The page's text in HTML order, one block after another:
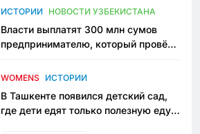
пространство
ИСТОРИИ НОВОСТИ УЗБЕКИСТАНА
Власти выплатят 300 млн сумов
предпринимателю, который провёл
приговору
WOMENS ИСТОРИИ
В Ташкенте появился детский сад,
где дети едят только полезную еду.